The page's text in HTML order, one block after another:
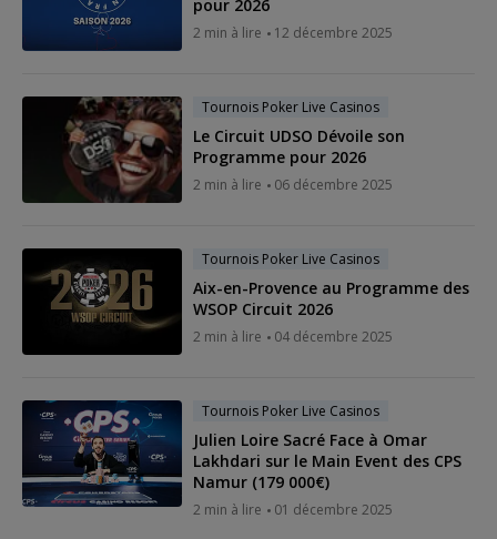
pour 2026
2 min à lire 12 décembre 2025
Tournois Poker Live Casinos
Le Circuit UDSO Dévoile son
Programme pour 2026
2 min à lire 06 décembre 2025
Tournois Poker Live Casinos
Aix-en-Provence au Programme des
WSOP Circuit 2026
2 min à lire 04 décembre 2025
Tournois Poker Live Casinos
Julien Loire Sacré Face à Omar
Lakhdari sur le Main Event des CPS
Namur (179 000€)
2 min à lire 01 décembre 2025